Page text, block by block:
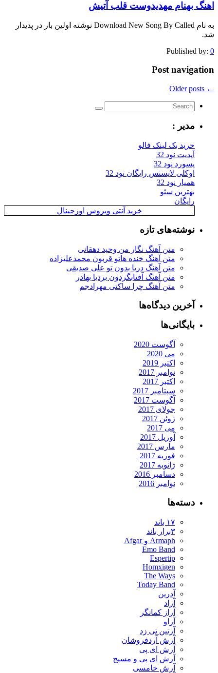
اهنگ بهنام مهدیدوست قلب آتیش
به نام Download New Song By Called نوشته اولین بار در پدیدار
شد.
Published by: 0
Post navigation
← Older posts
مدیر :
خرید بک لینک فالو
آپدیت نود 32
پسورد نود 32
اوکلی لایسنس رایگان نود 32
همیار نود 32
بهترین سئو
رایگان
خرید آنتی ویروس اورجینال
نوشته‌های تازه
متن آهنگ نگار من وحید دهقانی
متن آهنگ خنده هاتو قربون محمدعلیزاده
متن آهنگ دریا بدون تو علی صدیقی
متن آهنگ آفتابگردون بردیا بهادر
متن آهنگ چرا ساکتی مهرادجم
آخرین دیدگاه‌ها
بایگانی‌ها
آگوست 2020
می 2020
اکتبر 2019
نوامبر 2017
اکتبر 2017
سپتامبر 2017
آگوست 2017
جولای 2017
ژوئن 2017
می 2017
آوریل 2017
مارس 2017
فوریه 2017
ژانویه 2017
دسامبر 2016
نوامبر 2016
دسته‌ها
۱۷ باند
۳برار باند
Armaph و Afgar
Emo Band
Espertip
Homxigen
The Ways
Today Band
آدرین
آراد
آراز کمانگر
آراو
آرتین تی زد
آرش آردفروشان
آرش ای پی
آرش ای پی و مسیح
آرش خامسی